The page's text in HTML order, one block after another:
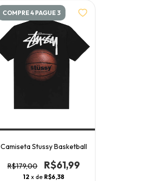
COMPRE 4 PAGUE 3
Camiseta Stussy Basketball
R$179,00 R$61,99
12 x de R$6,38